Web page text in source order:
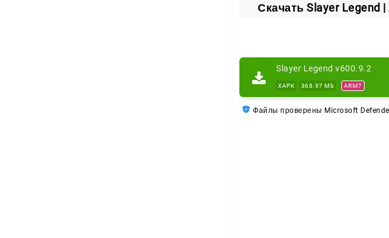
Скачать Slayer Legend
Slayer Legend v600.9.2
XAPK 368.97 Mb ARM7
Файлы проверены Microsoft